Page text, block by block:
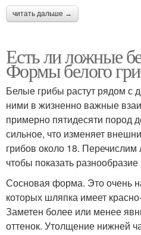
читать дальше →
Есть ли ложные
Формы белого
Белые грибы растут рядом с
ними в жизненно важные
примерно пятидесяти пород
сильное, что изменяет
грибов около 18.
чтобы показать
Сосновая форма. Это очень
которых шляпка имеет
Заметен более или менее
оттенок. Утолщение нижней